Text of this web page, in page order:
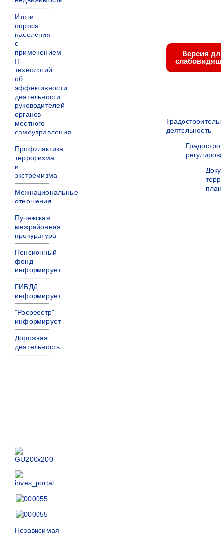
Итоги
опроса
населения
с
применением
IT-
технологий
об
эффективности
деятельности
руководителей
органов
местного
самоуправления
Профилактика
терроризма
и
экстремизма
Межнациональные
отношения
Пучежская
межрайонная
прокуратура
Пенсионный
фонд
информирует
ГИБДД
информирует
"Росреестр"
информирует
Дорожная
деятельность
Независимая
Версия
деятельность